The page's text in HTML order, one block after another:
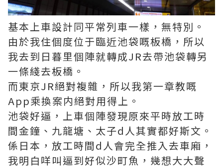
基本上車設計同平常列車一樣，無特別。
由於我住個度位于臨近池袋嘅板橋，所以
我去到日暮里個陣就轉成JR去帶池袋轉另
一條綫去板橋。
而東京JR絕對複雜，所以我第一章教嘅
App乘換案内絕對用得上。
池袋好逼，上車個陣發現原來平時放工時
間金鐘、九龍塘、太子d人其實都好斯文。
係日本，放工時間d人會完全推入去車廂，
我明白咩叫逼到好似沙町魚，幾想大大聲